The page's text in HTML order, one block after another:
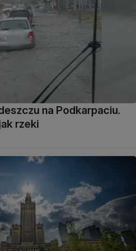
na Podkarpaciu.
rzeki